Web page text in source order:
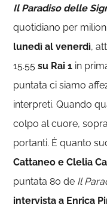
Il Paradiso delle
quotidiano per
lunedì al venerdì,
15.55su Rai 1 in
puntata ci siamo
interpreti. Quando
colpo al cuore,
portanti. È quanto
Cattaneo e Clelia
puntata 80 de Il
intervista a Enrica